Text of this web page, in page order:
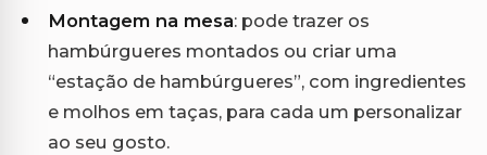
Montagem na mesa: pode trazer os
hambúrgueres montados ou criar uma
“estação de hambúrgueres”, com ingredientes
e molhos em taças, para cada um personalizar
ao seu gosto.